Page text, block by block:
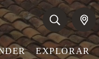
EXPLORAR